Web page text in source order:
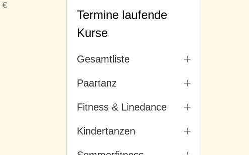
€
Termine laufende
Kurse
Gesamtliste
Paartanz
Fitness & Linedance
Kindertanzen